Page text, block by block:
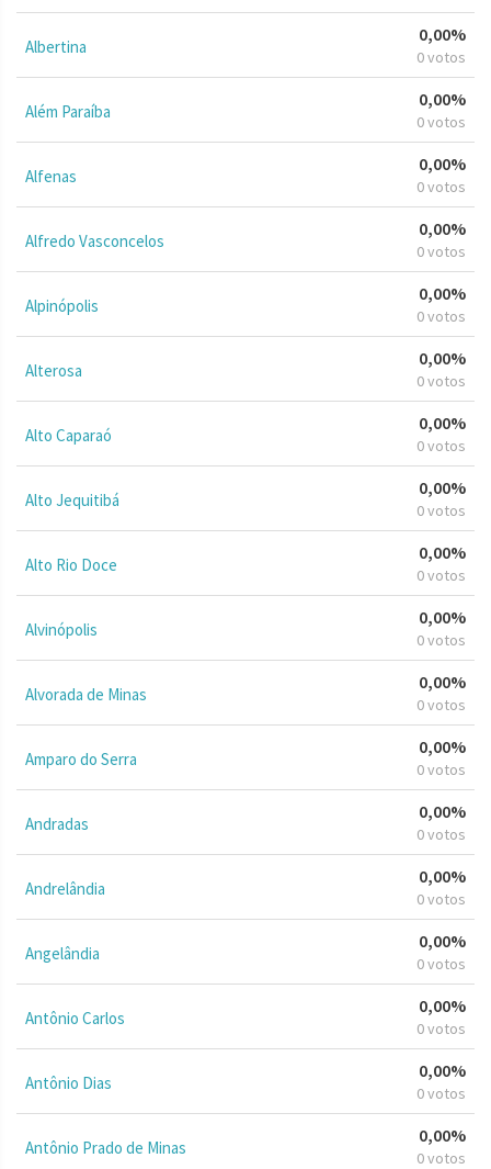
Albertina
0,00%
0 votos
Além Paraíba
0,00%
0 votos
Alfenas
0,00%
0 votos
Alfredo Vasconcelos
0,00%
0 votos
Alpinópolis
0,00%
0 votos
Alterosa
0,00%
0 votos
Alto Caparaó
0,00%
0 votos
Alto Jequitibá
0,00%
0 votos
Alto Rio Doce
0,00%
0 votos
Alvinópolis
0,00%
0 votos
Alvorada de Minas
0,00%
0 votos
Amparo do Serra
0,00%
0 votos
Andradas
0,00%
0 votos
Andrelândia
0,00%
0 votos
Angelândia
0,00%
0 votos
Antônio Carlos
0,00%
0 votos
Antônio Dias
0,00%
0 votos
Antônio Prado de Minas
0,00%
0 votos